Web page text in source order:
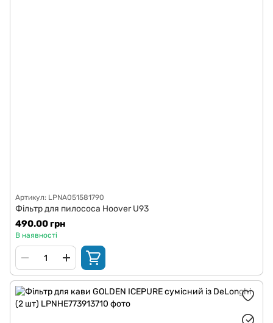
Артикул: LPNA051581790
Фільтр для пилососа Hoover U93
490.00 грн
В наявності